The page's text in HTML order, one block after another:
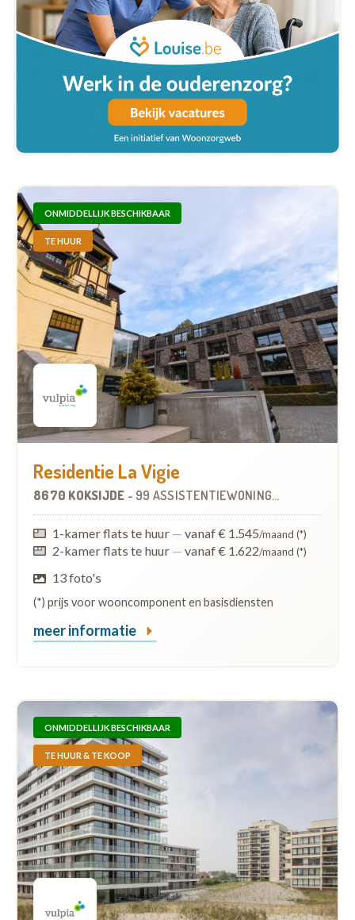
ONMIDDELLIJK BESCHIKBAAR
TE HUUR
Residentie La Vigie
8670 KOKSIJDE - 99 ASSISTENTIEWONINGEN
1-kamer flats te huur — vanaf € 1.545/maand (*)
2-kamer flats te huur — vanaf € 1.622/maand (*)
13 foto's
(*) prijs voor wooncomponent en basisdiensten
meer informatie
ONMIDDELLIJK BESCHIKBAAR
TE HUUR & TE KOOP